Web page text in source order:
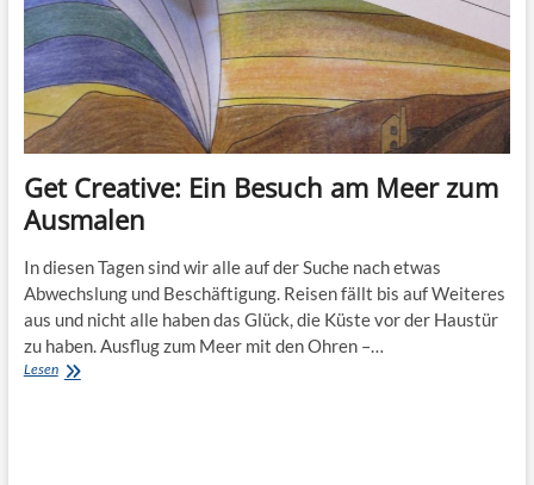
Get Creative: Ein Besuch am Meer zum
Ausmalen
In diesen Tagen sind wir alle auf der Suche nach etwas
Abwechslung und Beschäftigung. Reisen fällt bis auf Weiteres
aus und nicht alle haben das Glück, die Küste vor der Haustür
zu haben. Ausflug zum Meer mit den Ohren –…
LesenGet